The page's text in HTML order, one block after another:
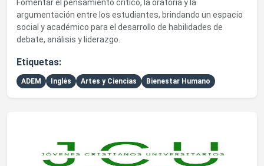
Fomentar el pensamiento crítico, la oratoria y la
argumentación entre los estudiantes, brindando un espacio
social y académico para el desarrollo de habilidades de
debate, análisis y liderazgo.
Etiquetas:
ADEM Inglés Artes y Ciencias Bienestar Humano